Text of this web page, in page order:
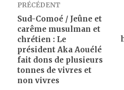
PRÉCÉDENT
Sud-Comoé / Jeûne et
carême musulman et
chrétien : Le
président Aka Aouélé
fait dons de plusieurs
tonnes de vivres et
non vivres